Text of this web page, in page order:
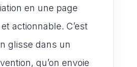
en une page
actionnable. C’est
glisse dans un
qu’on envoie